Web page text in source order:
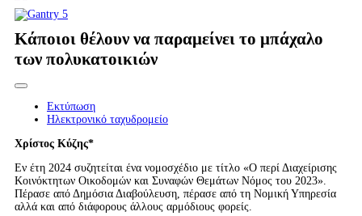
Κάποιοι θέλουν να παραμείνει το μπάχαλο
των πολυκατοικιών
Εκτύπωση
Ηλεκτρονικό ταχυδρομείο
Χρίστος Κύζης*
Εν έτη 2024 συζητείται ένα νομοσχέδιο με τίτλο «Ο περί Διαχείρισης
Κοινόκτητων Οικοδομών και Συναφών Θεμάτων Νόμος του 2023».
Πέρασε από Δημόσια Διαβούλευση, πέρασε από τη Νομική Υπηρεσία
αλλά και από διάφορους άλλους αρμόδιους φορείς.